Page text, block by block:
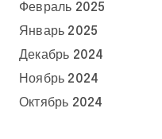
Февраль 2025
Январь 2025
Декабрь 2024
Ноябрь 2024
Октябрь 2024